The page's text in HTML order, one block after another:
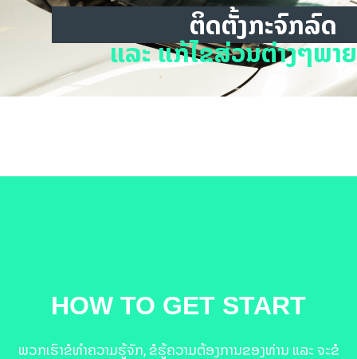
ຕິດຕັ້ງກະຈົກລົດ
ແລະ ແກ້ໄຂສ່ວນຕ່າງໆພາ
HOW TO GET START
ພວກເຮົາຂໍທຳຄວາມຮູ້ຈັກ, ຂໍຮູ້ຄວາມຕ້ອງການຂອງທ່ານ ແລະ ຈະຂໍ